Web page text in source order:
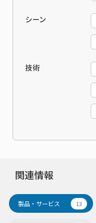
シーン
技術
関連情報
製品・サービス 13